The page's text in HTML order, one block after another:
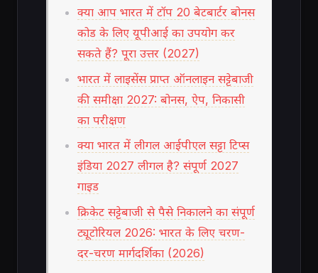
क्या आप भारत में टॉप 20 बेटबार्टर बोनस
कोड के लिए यूपीआई का उपयोग कर
सकते हैं? पूरा उत्तर (2027)
भारत में लाइसेंस प्राप्त ऑनलाइन सट्टेबाजी
की समीक्षा 2027: बोनस, ऐप, निकासी
का परीक्षण
क्या भारत में लीगल आईपीएल सट्टा टिप्स
इंडिया 2027 लीगल है? संपूर्ण 2027
गाइड
क्रिकेट सट्टेबाजी से पैसे निकालने का संपूर्ण
ट्यूटोरियल 2026: भारत के लिए चरण-
दर-चरण मार्गदर्शिका (2026)